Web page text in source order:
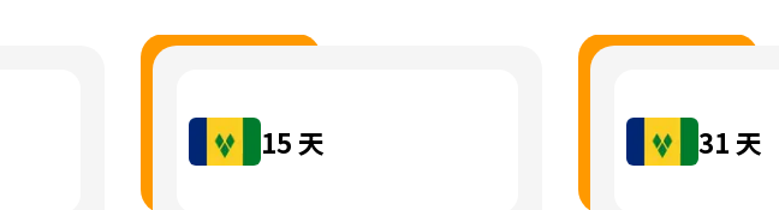
15 天 31 天